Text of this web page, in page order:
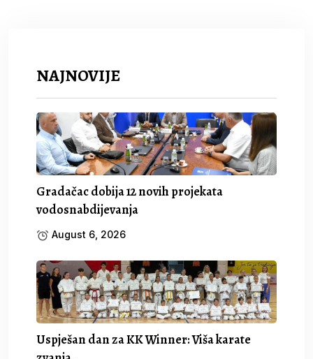
NAJNOVIJE
Gradačac dobija 12 novih projekata
vodosnabdijevanja
August 6, 2026
Uspješan dan za KK Winner: Viša karate